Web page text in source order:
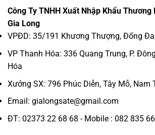
Công Ty TNHH Xuất Nhập Khẩu Thương
Gia Long
VPĐD: 35/191 Khương Thượng, Đống
VP Thanh Hóa: 336 Quang Trung, P.
Hóa
Xưởng SX: 796 Phúc Diễn, Tây Mỗ, Nam
Email: gialongsate@gmail.com
ĐT: 02373 22 68 68 - Mobile : 082 835